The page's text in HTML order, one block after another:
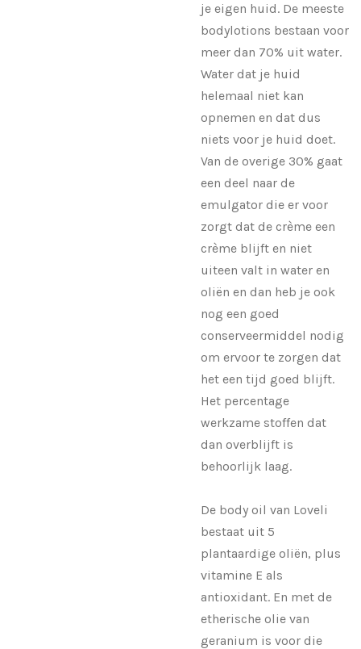
je eigen huid. De meeste
bodylotions bestaan voor
meer dan 70% uit water.
Water dat je huid
helemaal niet kan
opnemen en dat dus
niets voor je huid doet.
Van de overige 30% gaat
een deel naar de
emulgator die er voor
zorgt dat de crème een
crème blijft en niet
uiteen valt in water en
oliën en dan heb je ook
nog een goed
conserveermiddel nodig
om ervoor te zorgen dat
het een tijd goed blijft.
Het percentage
werkzame stoffen dat
dan overblijft is
behoorlijk laag.
De body oil van Loveli
bestaat uit 5
plantaardige oliën, plus
vitamine E als
antioxidant. En met de
etherische olie van
geranium is voor die